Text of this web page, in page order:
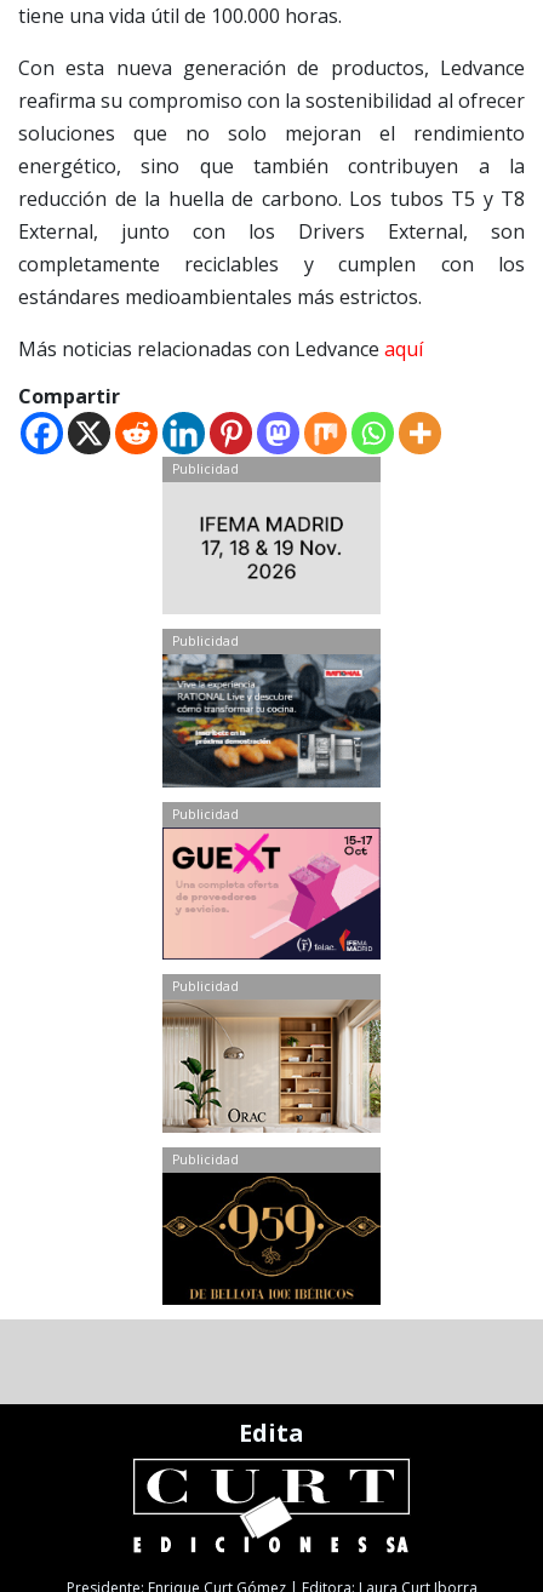
tiene una vida útil de 100.000 horas.
Con esta nueva generación de productos, Ledvance
reafirma su compromiso con la sostenibilidad al ofrecer
soluciones que no solo mejoran el rendimiento
energético, sino que también contribuyen a la
reducción de la huella de carbono. Los tubos T5 y T8
External, junto con los Drivers External, son
completamente reciclables y cumplen con los
estándares medioambientales más estrictos.
Más noticias relacionadas con Ledvance aquí
Compartir
Publicidad
Publicidad
Publicidad
Publicidad
Publicidad
Edita
Presidente: Enrique Curt Gómez | Editora: Laura Curt Iborra